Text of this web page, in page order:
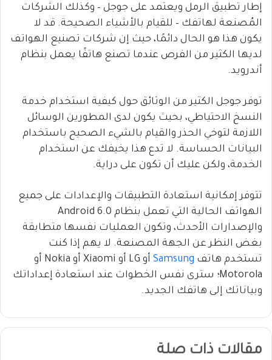
إطار تطبيق الرمل ويعتمد على جوجل – وكذلك الشركات
المُصنعة لهاتفك – للقيام بالأشياء الصحيحة. قد لا
يكون هذا هو الحال دائمًا، حيث إن شركات تصنيع الهواتف
لديها الكثير من الفرص عندما تصنع هاتفًا يعمل بنظام
أندرويد.
توفر جوجل الكثير من الوثائق حول كيفية استخدام خدمة
النسخ الاحتياطي، بحيث يكون لدى المطورين الوسائل
اللازمة لتوخي الحذر والقيام بالشيء الصحيح باستخدام
البيانات الحساسة. لا تدع هذا يخيفك عن استخدام
الخدمة، ولكن عليك أن تكون على دراية.
تتوفر إمكانية استعادة التطبيقات والإعدادات على جميع
الهواتف الحالية التي تعمل بنظام Android 6.0
والإصدارات الأحدث، وتكون العمليات نفسها متطابقة
بغض النظر عن الجهة المصنعة. لا يهم إذا كنت
تستخدم هاتف Samsung
أو LG أو Xiaomi أو Nokia أو
Motorola؛ سترى نفس الخطوات عند استعادة إعداداتك
وبياناتك إلى هاتفك الجديد.
مقالات ذات صلة